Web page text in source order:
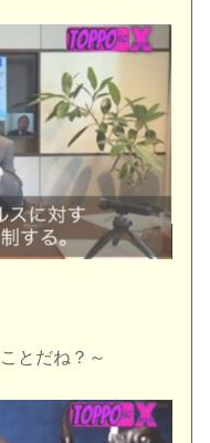
とだね？～